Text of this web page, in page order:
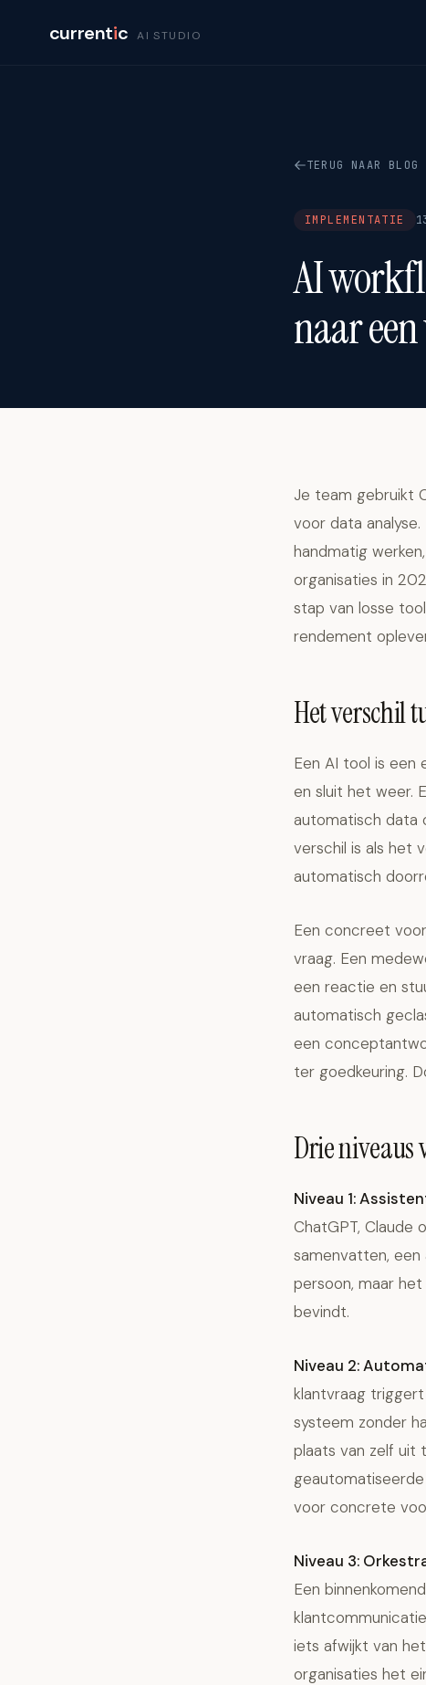
currentic AI STUDIO
TERUG NAAR BLOG
IMPLEMENTATIE
AI
naar
Je team gebruikt
voor data
handmatig
organisaties in
stap van losse
rendement
Het verschil
Een AI tool is een
en sluit het weer.
automatisch data
verschil is als het
automatisch
Een concreet
vraag. Een
een reactie en
automatisch
een
ter goedkeuring.
Drie niveaus
Niveau 1:
ChatGPT, Claude
samenvatten,
persoon, maar
bevindt.
Niveau 2:
klantvraag
systeem zonder
plaats van zelf
voor concrete
Niveau 3:
Een
iets afwijkt van
organisaties het